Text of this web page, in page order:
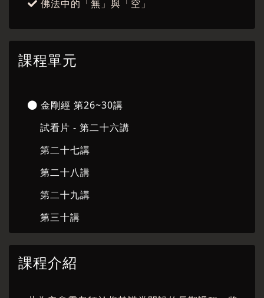
佛法中的「無」與「空」
課程單元
金剛經 第26~30講
試看片 - 第二十六講
第二十七講
第二十八講
第二十九講
第三十講
課程介紹